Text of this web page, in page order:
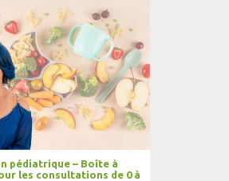
pédiatrique – Boîte à
les consultations de 0 à